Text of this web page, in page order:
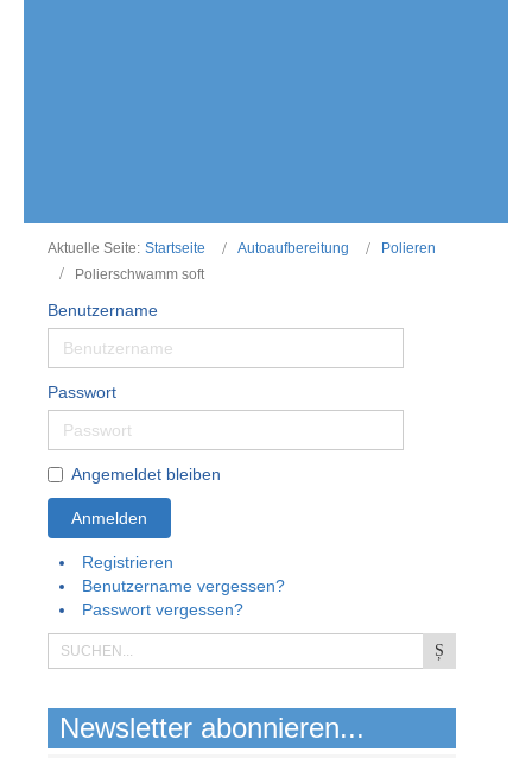
Aktuelle Seite: Startseite Autoaufbereitung
Polieren
Polierschwamm soft
Benutzername
Passwort
Angemeldet bleiben
Anmelden
Registrieren
Benutzername vergessen?
Passwort vergessen?
Newsletter abonnieren...